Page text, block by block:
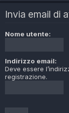
Invia email di
Nome utente:
Indirizzo email:
Deve essere
registrazione.